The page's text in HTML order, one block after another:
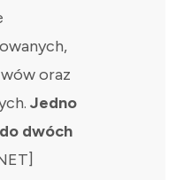
oraz
Jedno
dwóch